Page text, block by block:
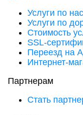
Услуги по
Услуги по
Стоимость
SSL-
Переезд на
Интернет-
Партнерам
Стать